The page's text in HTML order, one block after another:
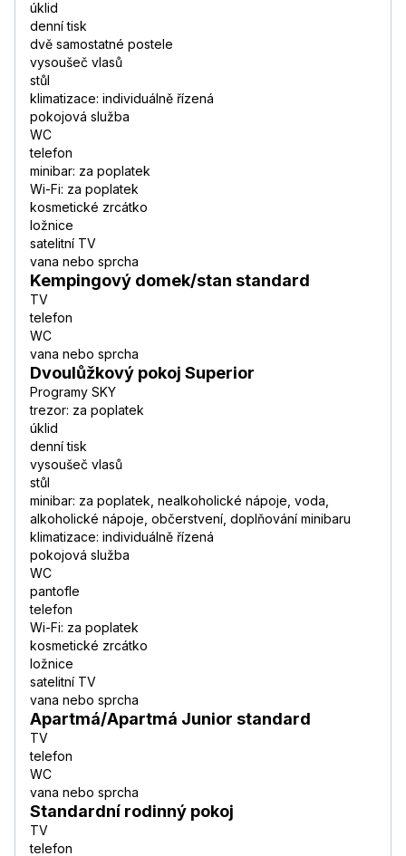
úklid
denní tisk
dvě samostatné postele
vysoušeč vlasů
stůl
klimatizace: individuálně řízená
pokojová služba
WC
telefon
minibar: za poplatek
Wi-Fi: za poplatek
kosmetické zrcátko
ložnice
satelitní TV
vana nebo sprcha
Kempingový domek/stan standard
TV
telefon
WC
vana nebo sprcha
Dvoulůžkový pokoj Superior
Programy SKY
trezor: za poplatek
úklid
denní tisk
vysoušeč vlasů
stůl
minibar: za poplatek, nealkoholické nápoje, voda,
alkoholické nápoje, občerstvení, doplňování minibaru
klimatizace: individuálně řízená
pokojová služba
WC
pantofle
telefon
Wi-Fi: za poplatek
kosmetické zrcátko
ložnice
satelitní TV
vana nebo sprcha
Apartmá/Apartmá Junior standard
TV
telefon
WC
vana nebo sprcha
Standardní rodinný pokoj
TV
telefon